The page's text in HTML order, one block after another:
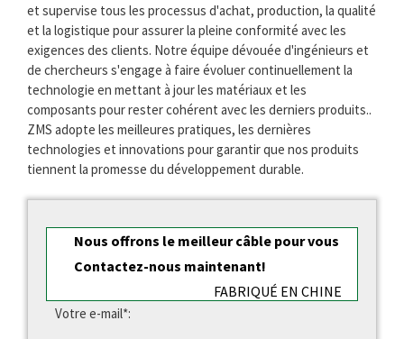
et supervise tous les processus d'achat, production, la qualité
et la logistique pour assurer la pleine conformité avec les
exigences des clients. Notre équipe dévouée d'ingénieurs et
de chercheurs s'engage à faire évoluer continuellement la
technologie en mettant à jour les matériaux et les
composants pour rester cohérent avec les derniers produits..
ZMS adopte les meilleures pratiques, les dernières
technologies et innovations pour garantir que nos produits
tiennent la promesse du développement durable.
Nous offrons le meilleur câble pour vous
Contactez-nous maintenant!
FABRIQUÉ EN CHINE
Votre e-mail*: